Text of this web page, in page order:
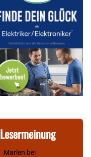
Lesermeinung
Marlen bei